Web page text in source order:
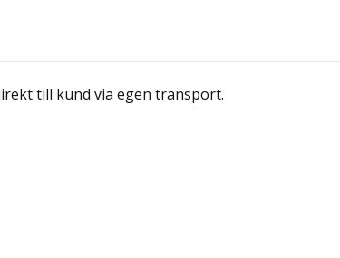
till kund via egen transport.